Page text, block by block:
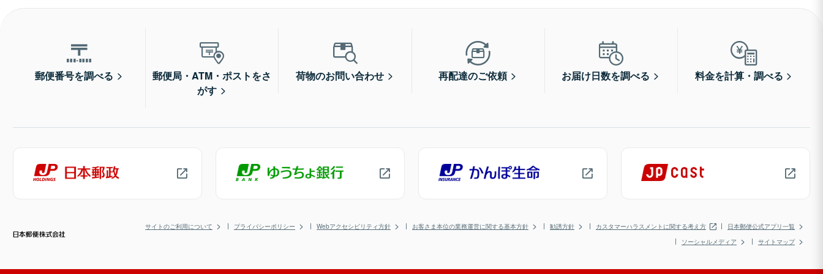
郵便番号を調べる
郵便局・ATM・ポストをさ
がす
荷物のお問い合わせ 再配達のご依頼 お届け日数を調べる 料金を計算・調べる
サイトのご利用について プライバシーポリシー Webアクセシビリティ方針 お客さま本位の業務運営に関する基本方針 勧誘方針 カスタマーハラスメントに関する考え方
日本郵便公式アプリ一覧
ソーシャルメディア
サイトマップ